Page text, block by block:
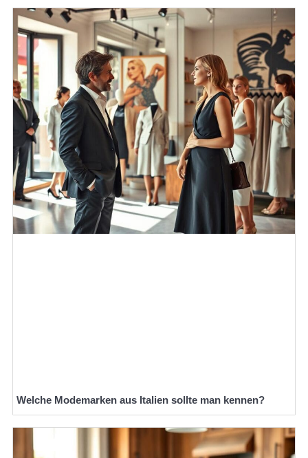
Welche Modemarken aus Italien sollte man kennen?